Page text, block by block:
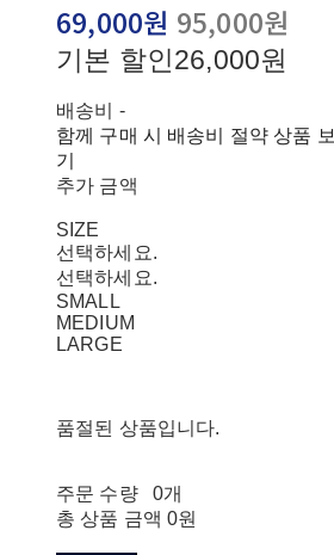
69,000원 95,000원
기본 할인26,000원
배송비 -
함께 구매 시 배송비 절약 상품 보
기
추가 금액
SIZE
선택하세요.
선택하세요.
SMALL
MEDIUM
LARGE
품절된 상품입니다.
주문 수량
0개
총 상품 금액 0원